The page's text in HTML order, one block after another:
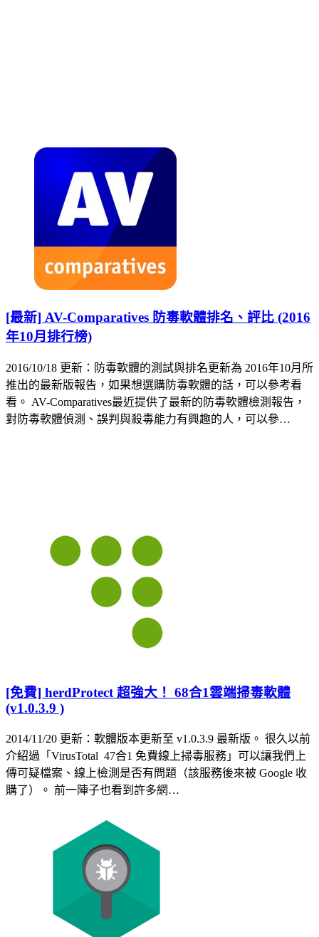
[最新] AV-Comparatives 防毒軟體排名、評比 (2016
年10月排行榜)
2016/10/18 更新：防毒軟體的測試與排名更新為 2016年10月所
推出的最新版報告，如果想選購防毒軟體的話，可以參考看
看。 AV-Comparatives最近提供了最新的防毒軟體檢測報告，
對防毒軟體偵測、誤判與殺毒能力有興趣的人，可以參…
[免費] herdProtect 超強大！ 68合1雲端掃毒軟體
(v1.0.3.9 )
2014/11/20 更新：軟體版本更新至 v1.0.3.9 最新版。 很久以前
介紹過「VirusTotal 47合1 免費線上掃毒服務」可以讓我們上
傳可疑檔案、線上檢測是否有問題（該服務後來被 Google 收
購了）。 前一陣子也看到許多網…